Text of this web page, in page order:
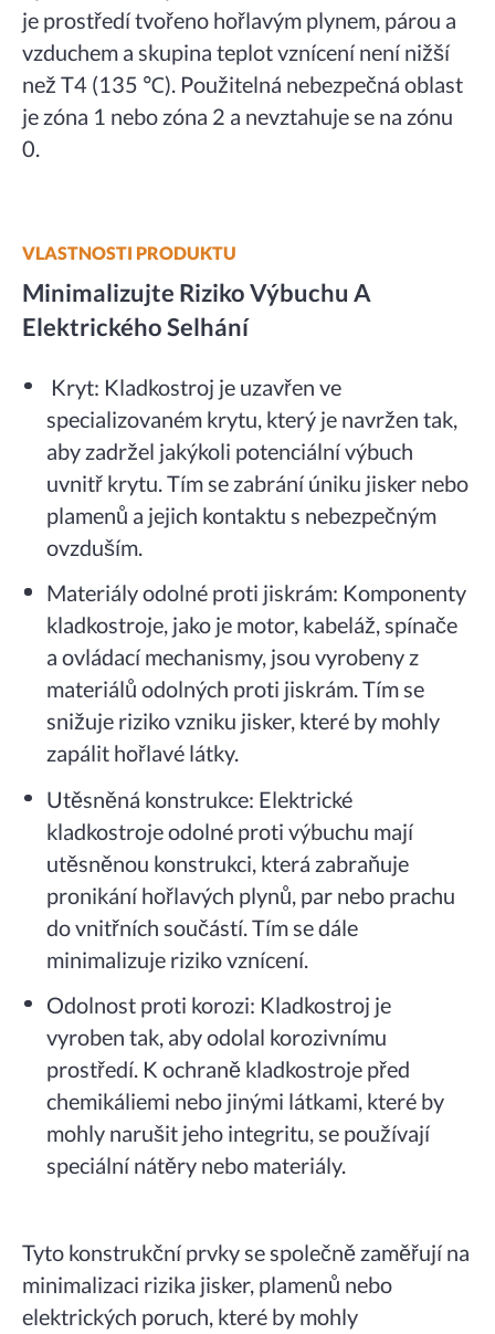
je prostředí tvořeno hořlavým plynem, párou a
vzduchem a skupina teplot vznícení není nižší
než T4 (135 ℃). Použitelná nebezpečná oblast
je zóna 1 nebo zóna 2 a nevztahuje se na zónu
0.
VLASTNOSTI PRODUKTU
Minimalizujte Riziko Výbuchu A
Elektrického Selhání
Kryt: Kladkostroj je uzavřen ve
specializovaném krytu, který je navržen tak,
aby zadržel jakýkoli potenciální výbuch
uvnitř krytu. Tím se zabrání úniku jisker nebo
plamenů a jejich kontaktu s nebezpečným
ovzduším.
Materiály odolné proti jiskrám: Komponenty
kladkostroje, jako je motor, kabeláž, spínače
a ovládací mechanismy, jsou vyrobeny z
materiálů odolných proti jiskrám. Tím se
snižuje riziko vzniku jisker, které by mohly
zapálit hořlavé látky.
Utěsněná konstrukce: Elektrické
kladkostroje odolné proti výbuchu mají
utěsněnou konstrukci, která zabraňuje
pronikání hořlavých plynů, par nebo prachu
do vnitřních součástí. Tím se dále
minimalizuje riziko vznícení.
Odolnost proti korozi: Kladkostroj je
vyroben tak, aby odolal korozivnímu
prostředí. K ochraně kladkostroje před
chemikáliemi nebo jinými látkami, které by
mohly narušit jeho integritu, se používají
speciální nátěry nebo materiály.
Tyto konstrukční prvky se společně zaměřují na
minimalizaci rizika jisker, plamenů nebo
elektrických poruch, které by mohly